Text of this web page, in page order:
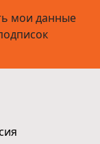
мои данные